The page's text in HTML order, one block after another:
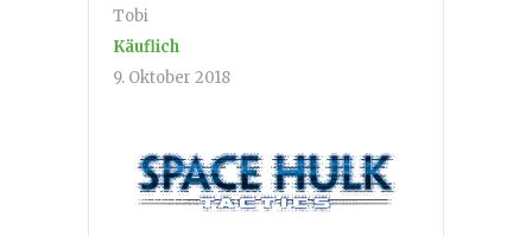
Tobi
Käuflich
9. Oktober 2018